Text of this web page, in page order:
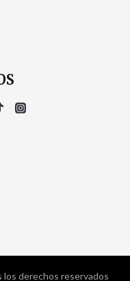
derechos reservados